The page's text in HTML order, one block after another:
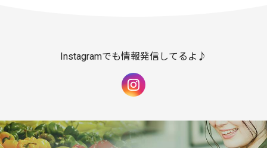
Instagramでも情報発信してるよ♪